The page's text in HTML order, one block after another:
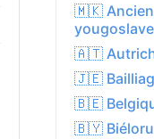
🇲🇰
🇦🇹
🇯🇪
🇧🇪
🇧🇾